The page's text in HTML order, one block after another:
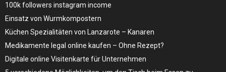
100k followers instagram income
Einsatz von Wurmkompostern
Küchen Spezialitäten von Lanzarote – Kanaren
Medikamente legal online kaufen – Ohne Rezept?
Digitale online Visitenkarte für Unternehmen